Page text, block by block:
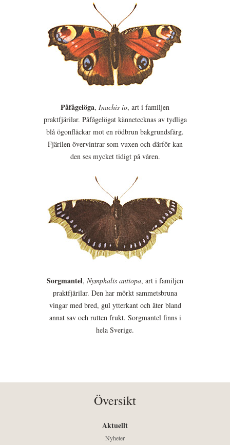
Påfågelöga, Inachis io, art i familjen
praktfjärilar. Påfågelögat kännetecknas av tydliga
blå ögonfläckar mot en rödbrun bakgrundsfärg.
Fjärilen övervintrar som vuxen och därför kan
den ses mycket tidigt på våren.
Sorgmantel, Nymphalis antiopa, art i familjen
praktfjärilar. Den har mörkt sammetsbruna
vingar med bred, gul ytterkant och äter bland
annat sav och rutten frukt. Sorgmantel finns i
hela Sverige.
Översikt
Aktuellt
Nyheter